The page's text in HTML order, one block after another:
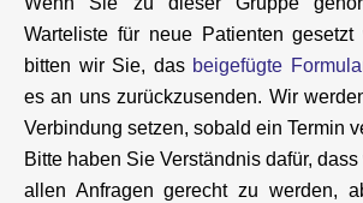
Warteliste für neue Patienten gesetzt
bitten wir Sie, das beigefügte
es an uns zurückzusenden. Wir
Verbindung setzen, sobald ein Termin
Bitte haben Sie Verständnis dafür,
allen Anfragen gerecht zu werden,